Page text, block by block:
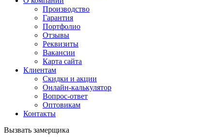
Производство
Гарантия
Портфолио
Отзывы
Реквизиты
Вакансии
Карта сайта
Клиентам
Скидки и акции
Онлайн-калькулятор
Вопрос-ответ
Оптовикам
Контакты
Вызвать замерщика